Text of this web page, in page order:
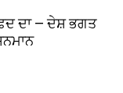
ਦਾ — ਦੇਸ਼ ਭਗਤ